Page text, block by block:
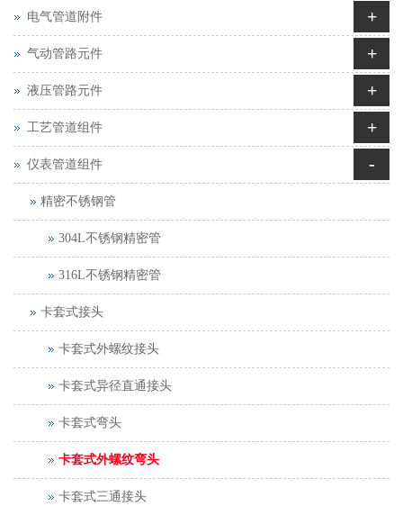
电气管道附件 +
气动管路元件 +
液压管路元件 +
工艺管道组件 +
仪表管道组件 -
精密不锈钢管
304L不锈钢精密管
316L不锈钢精密管
卡套式接头
卡套式外螺纹接头
卡套式异径直通接头
卡套式弯头
卡套式外螺纹弯头
卡套式三通接头